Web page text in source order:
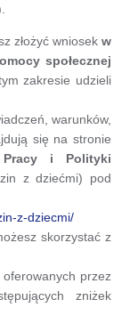
złożyć wniosek w
społecznej
zakresie udzieli
warunków,
się na stronie
Pracy i Polityki
z dziećmi) pod
z-dziecmi/
skorzystać z
przez
zniżek